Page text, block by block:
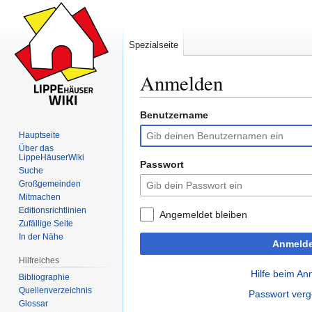
Anmelden
Zur
Navigation
springen
Zur
Suche
springen
Benutzername
Passwort
Angemeldet bleiben
Hilfe beim
Passwort
Spezialseite
Hauptseite
Über das
LippeHäuserWiki
Suche
Großgemeinden
Mitmachen
Editionsrichtlinien
Zufällige Seite
In der Nähe
Hilfreiches
Bibliographie
Quellenverzeichnis
Glossar